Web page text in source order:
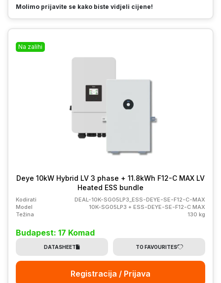
Molimo prijavite se kako biste vidjeli cijene!
Na zalihi
Deye 10kW Hybrid LV 3 phase + 11.8kWh F12-C MAX LV
Heated ESS bundle
Kodirati
DEAL-10K-SG05LP3_ESS-DEYE-SE-F12-C-MAX
Model
10K-SG05LP3 + ESS-DEYE-SE-F12-C MAX
Težina
130 kg
Budapest: 17 Komad
DATASHEET TO FAVOURITES
Registracija / Prijava